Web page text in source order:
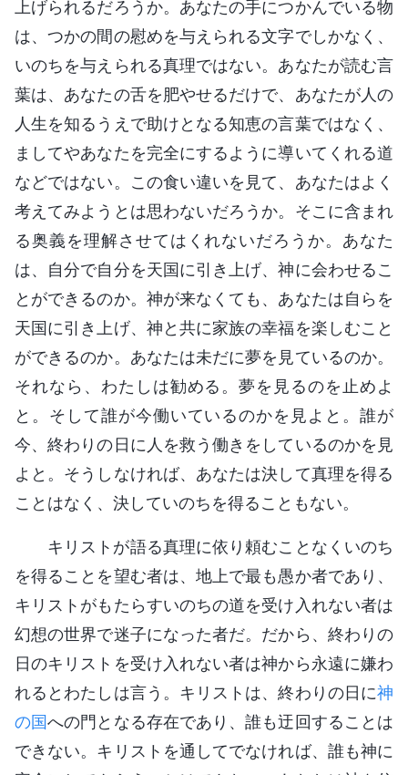
上げられるだろうか。あなたの手につかんでいる物
は、つかの間の慰めを与えられる文字でしかなく、
いのちを与えられる真理ではない。あなたが読む言
葉は、あなたの舌を肥やせるだけで、あなたが人の
人生を知るうえで助けとなる知恵の言葉ではなく、
ましてやあなたを完全にするように導いてくれる道
などではない。この食い違いを見て、あなたはよく
考えてみようとは思わないだろうか。そこに含まれ
る奥義を理解させてはくれないだろうか。あなた
は、自分で自分を天国に引き上げ、神に会わせるこ
とができるのか。神が来なくても、あなたは自らを
天国に引き上げ、神と共に家族の幸福を楽しむこと
ができるのか。あなたは未だに夢を見ているのか。
それなら、わたしは勧める。夢を見るのを止めよ
と。そして誰が今働いているのかを見よと。誰が
今、終わりの日に人を救う働きをしているのかを見
よと。そうしなければ、あなたは決して真理を得る
ことはなく、決していのちを得ることもない。
キリストが語る真理に依り頼むことなくいのち
を得ることを望む者は、地上で最も愚か者であり、
キリストがもたらすいのちの道を受け入れない者は
幻想の世界で迷子になった者だ。だから、終わりの
日のキリストを受け入れない者は神から永遠に嫌わ
れるとわたしは言う。キリストは、終わりの日に神
の国への門となる存在であり、誰も迂回することは
できない。キリストを通してでなければ、誰も神に